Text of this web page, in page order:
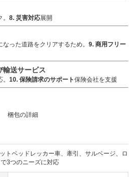
8. 災害対応展開
なった道路をクリアするため。 9. 商用フリー
輸送サービス
10. 保険請求のサポート保険会社を支援
梱包の詳細